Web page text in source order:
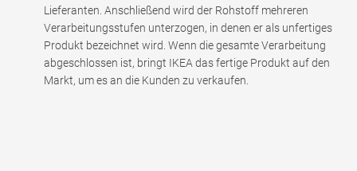
Lieferanten. Anschließend wird der Rohstoff mehreren
Verarbeitungsstufen unterzogen, in denen er als unfertiges
Produkt bezeichnet wird. Wenn die gesamte Verarbeitung
abgeschlossen ist, bringt IKEA das fertige Produkt auf den
Markt, um es an die Kunden zu verkaufen.